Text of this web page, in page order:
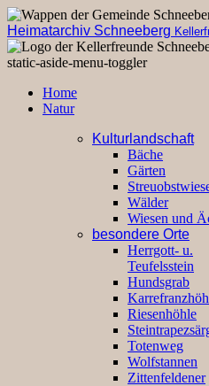
Heimatarchiv Schneeberg
static-aside-menu-toggler
Home
Natur
Kulturlandschaft
Bäche
Gärten
Wälder
Wiesen und
besondere Orte
Herrgott- u.
Teufelsstein
Hundsgrab
Riesenhöhle
Totenweg
Wolfstannen
Zittenfeldener